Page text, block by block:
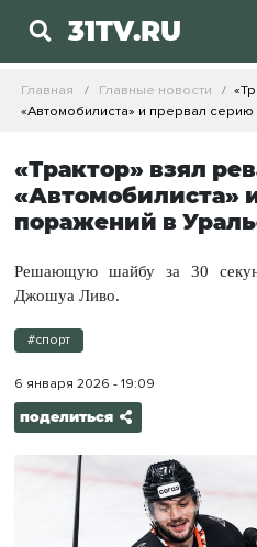
31TV.RU
Главная Главные новости
«Автомобилиста» и прервал
«Трактор» взял
«Автомобилиста»
поражений в
Решающую шайбу за 30
Джошуа Ливо.
#спорт
6 января 2026 - 19:09
поделиться